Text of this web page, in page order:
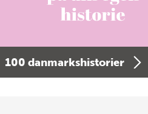
100 danmarkshistorier